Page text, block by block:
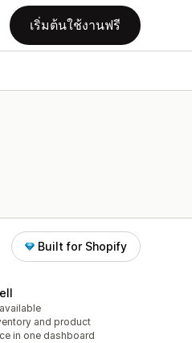
เริ่มต้นใช้งานฟรี
Built for Shopify
and product
in one dashboard